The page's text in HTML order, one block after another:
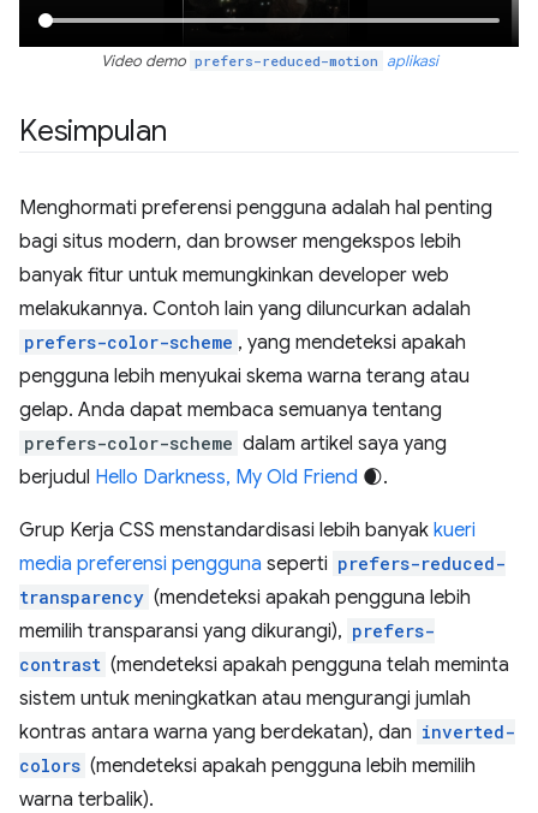
Video demo prefers-reduced-motion aplikasi
Kesimpulan
Menghormati preferensi pengguna adalah hal penting
bagi situs modern, dan browser mengekspos lebih
banyak fitur untuk memungkinkan developer web
melakukannya. Contoh lain yang diluncurkan adalah
prefers-color-scheme , yang mendeteksi apakah
pengguna lebih menyukai skema warna terang atau
gelap. Anda dapat membaca semuanya tentang
prefers-color-scheme dalam artikel saya yang
berjudul Hello Darkness, My Old Friend 🌒.
Grup Kerja CSS menstandardisasi lebih banyak kueri
media preferensi pengguna seperti prefers-reduced-
transparency (mendeteksi apakah pengguna lebih
memilih transparansi yang dikurangi), prefers-
contrast (mendeteksi apakah pengguna telah meminta
sistem untuk meningkatkan atau mengurangi jumlah
kontras antara warna yang berdekatan), dan inverted-
colors (mendeteksi apakah pengguna lebih memilih
warna terbalik).